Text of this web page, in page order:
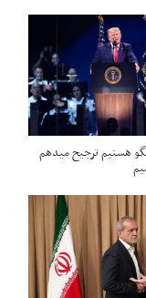
هستیم ترجیح میدهم